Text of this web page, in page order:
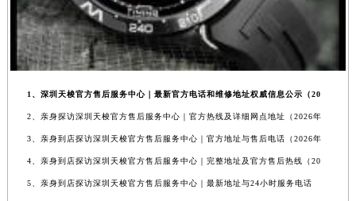
1、深圳天梭官方售后服务中心｜最新官方电话和维修地址权威信息公示（20
2、亲身探访深圳天梭官方售后服务中心｜官方热线及详细网点地址（2026年
3、亲身到店探访深圳天梭官方售后服务中心｜官方地址与售后电话（2026年
4、亲身到店探访深圳天梭官方售后服务中心｜完整地址及官方售后热线（20
5、亲身到店探访深圳天梭官方售后服务中心｜最新地址与24小时服务电话